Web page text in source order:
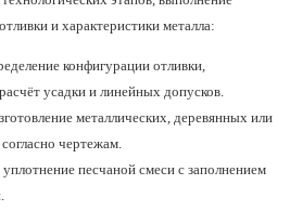
и характеристики металла:
конфигурации отливки,
усадки и линейных допусков.
металлических, деревянных или
чертежам.
уплотнение песчаной смеси с заполнением